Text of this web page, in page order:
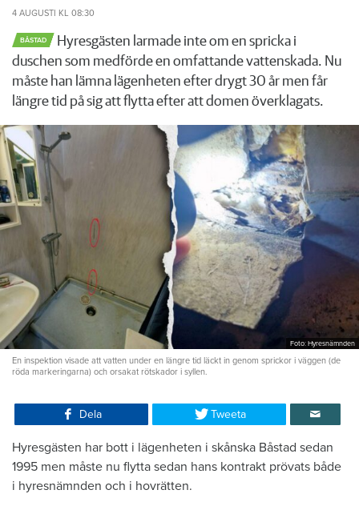
4 AUGUSTI KL 08:30
BÅSTAD
Hyresgästen larmade inte om en spricka i
duschen som medförde en omfattande vattenskada. Nu
måste han lämna lägenheten efter drygt 30 år men får
längre tid på sig att flytta efter att domen överklagats.
Foto: Hyresnämnden
En inspektion visade att vatten under en längre tid läckt in genom sprickor i väggen (de
röda markeringarna) och orsakat rötskador i syllen.
Dela Tweeta
Hyresgästen har bott i lägenheten i skånska Båstad sedan
1995 men måste nu flytta sedan hans kontrakt prövats både
i hyresnämnden och i hovrätten.